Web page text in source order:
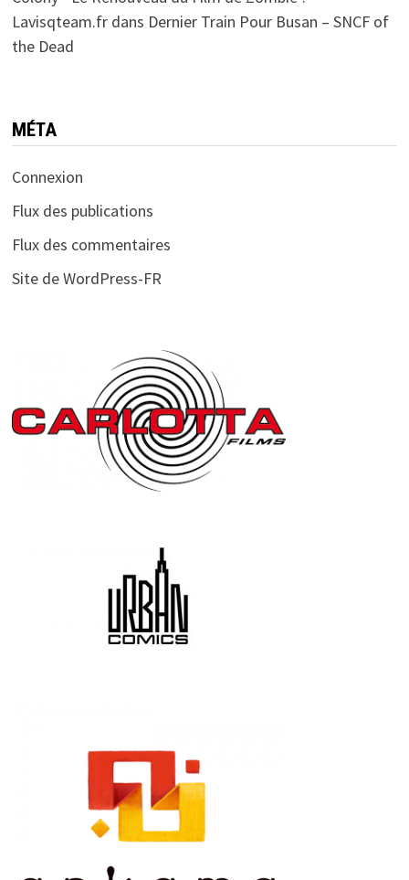
Lavisqteam.frdans Dernier Train Pour Busan – SNCF of
the Dead
MÉTA
Connexion
Flux des publications
Flux des commentaires
Site de WordPress-FR